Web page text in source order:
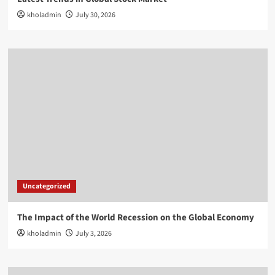
kholadmin July 30, 2026
Uncategorized
The Impact of the World Recession on the Global Economy
kholadmin July 3, 2026